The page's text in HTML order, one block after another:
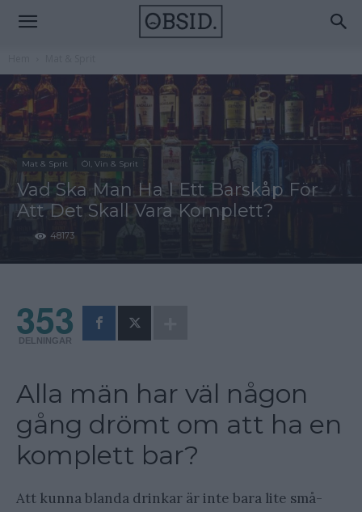
Mat & Sprit Öl, Vin & Sprit
Vad Ska Man Ha I Ett Barskåp För
Att Det Skall Vara Komplett?
48173
353
DELNINGAR
Alla män har väl någon
gång drömt om att ha en
komplett bar?
Att kunna blanda drinkar är inte bara lite små-